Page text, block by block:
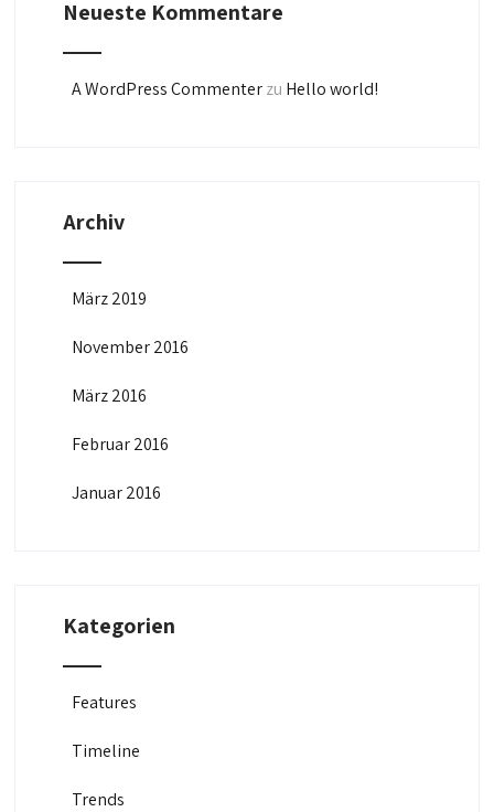
Neueste Kommentare
A WordPress Commenterzu Hello world!
Archiv
März 2019
November 2016
März 2016
Februar 2016
Januar 2016
Kategorien
Features
Timeline
Trends